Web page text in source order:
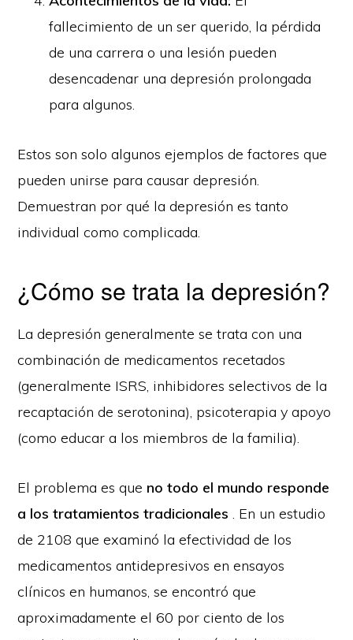
fallecimiento de un ser querido, la pérdida
de una carrera o una lesión pueden
desencadenar una depresión prolongada
para algunos.
Estos son solo algunos ejemplos de factores que
pueden unirse para causar depresión.
Demuestran por qué la depresión es tanto
individual como complicada.
¿Cómo se trata la depresión?
La depresión generalmente se trata con una
combinación de medicamentos recetados
(generalmente ISRS, inhibidores selectivos de la
recaptación de serotonina), psicoterapia y apoyo
(como educar a los miembros de la familia).
El problema es que no todo el mundo responde
a los tratamientos tradicionales . En un estudio
de 2108 que examinó la efectividad de los
medicamentos antidepresivos en ensayos
clínicos en humanos, se encontró que
aproximadamente el 60 por ciento de los